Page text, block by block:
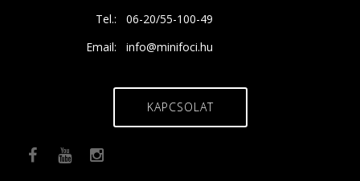
Tel.:
06-20/55-100-49
Email:
info@minifoci.hu
KAPCSOLAT